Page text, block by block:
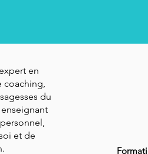
en
coaching,
du
et de